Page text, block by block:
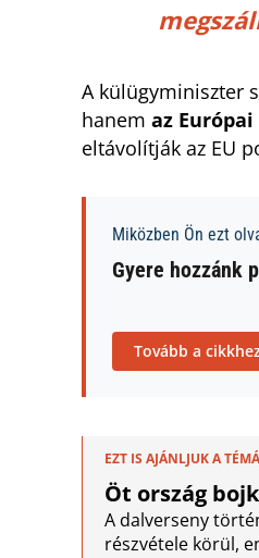
A külügyminiszter
hanem az
eltávolítják az EU
Miközben Ön ezt
Gyere hozzánk
Tovább a
EZT IS AJÁNLJUK A
Öt ország
A dalverseny
részvétele körül,